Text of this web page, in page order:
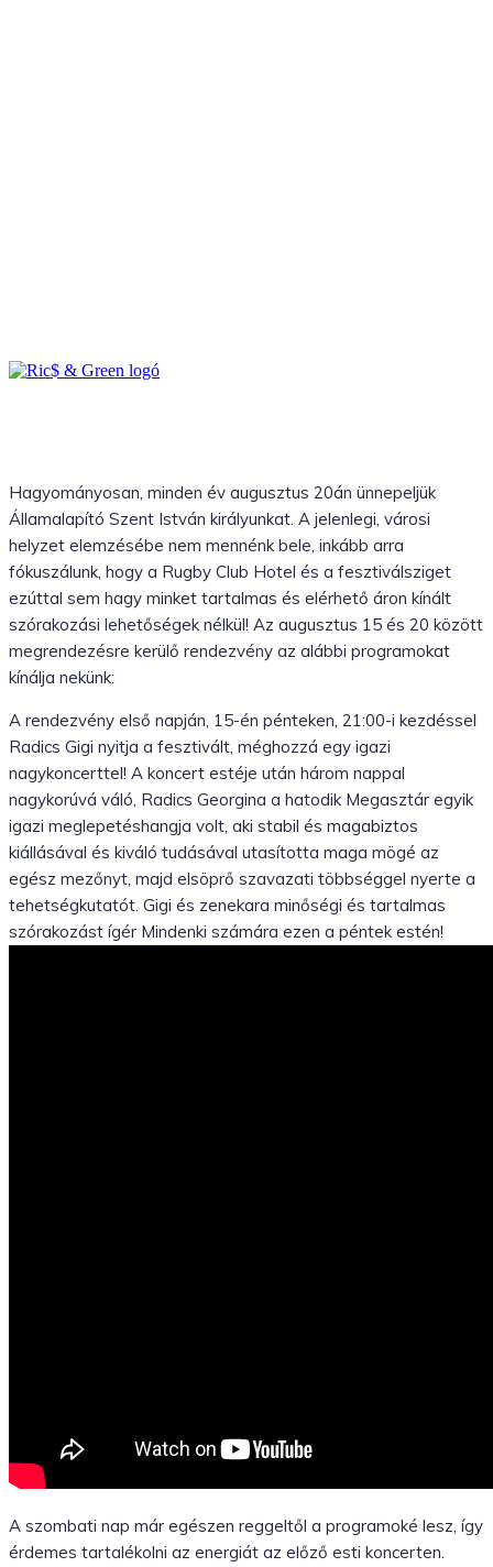
Hagyományosan, minden év augusztus 20án ünnepeljük
Államalapító Szent István királyunkat. A jelenlegi, városi
helyzet elemzésébe nem mennénk bele, inkább arra
fókuszálunk, hogy a Rugby Club Hotel és a fesztiválsziget
ezúttal sem hagy minket tartalmas és elérhető áron kínált
szórakozási lehetőségek nélkül! Az augusztus 15 és 20 között
megrendezésre kerülő rendezvény az alábbi programokat
kínálja nekünk:
A rendezvény első napján, 15-én pénteken, 21:00-i kezdéssel
Radics Gigi nyitja a fesztivált, méghozzá egy igazi
nagykoncerttel! A koncert estéje után három nappal
nagykorúvá váló, Radics Georgina a hatodik Megasztár egyik
igazi meglepetéshangja volt, aki stabil és magabiztos
kiállásával és kiváló tudásával utasította maga mögé az
egész mezőnyt, majd elsöprő szavazati többséggel nyerte a
tehetségkutatót. Gigi és zenekara minőségi és tartalmas
szórakozást ígér Mindenki számára ezen a péntek estén!
A szombati nap már egészen reggeltől a programoké lesz, így
érdemes tartalékolni az energiát az előző esti koncerten.